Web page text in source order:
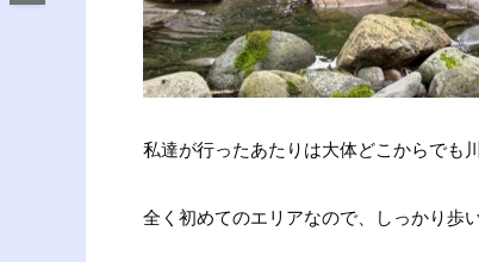
私達が行ったあたりは大体どこからでも
全く初めてのエリアなので、しっかり歩